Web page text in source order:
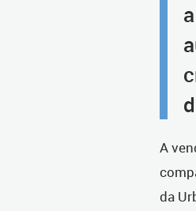
A
da